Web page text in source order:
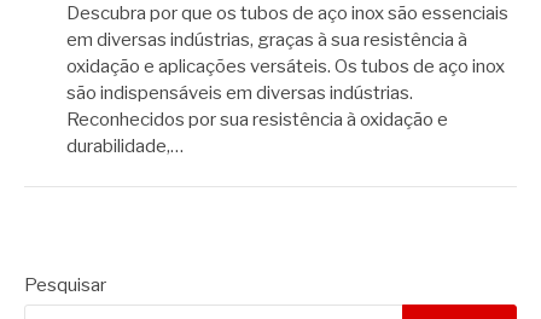
Descubra por que os tubos de aço inox são essenciais
em diversas indústrias, graças à sua resistência à
oxidação e aplicações versáteis. Os tubos de aço inox
são indispensáveis em diversas indústrias.
Reconhecidos por sua resistência à oxidação e
durabilidade,…
Pesquisar